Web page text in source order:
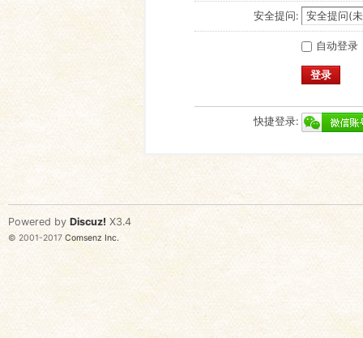
安全提问:
自动登录
登录
快捷登录:
Powered by Discuz! X3.4
© 2001-2017 Comsenz Inc.